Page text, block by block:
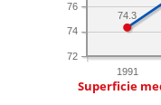
1991
72
74
76
74.3
Superficie